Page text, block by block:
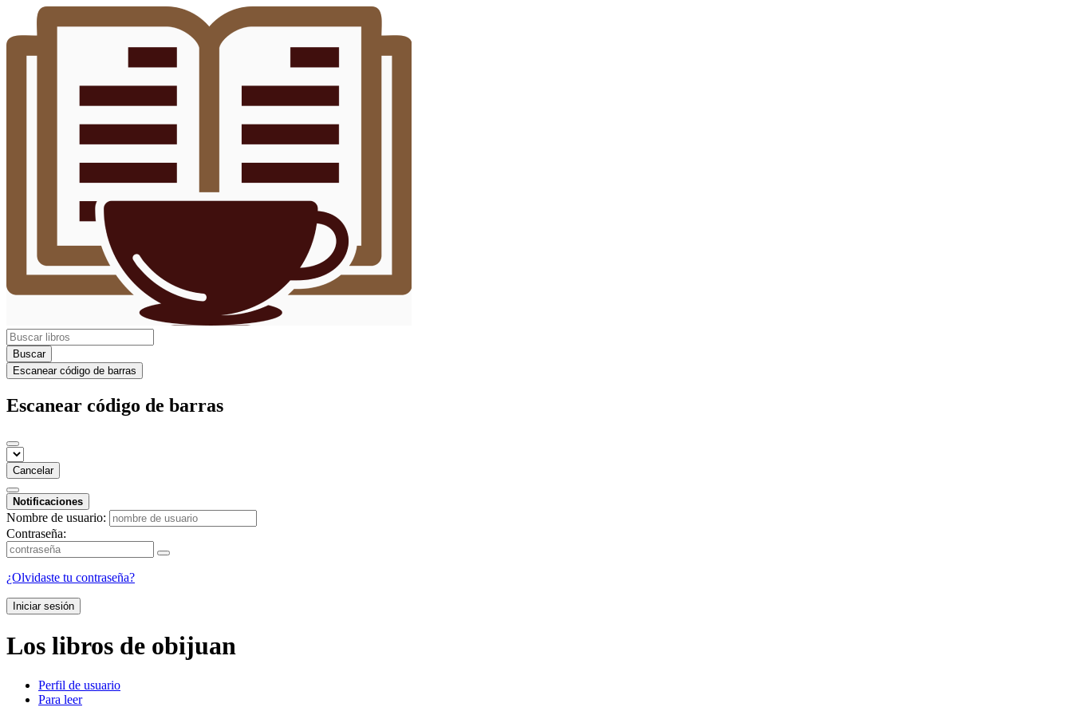
Buscar
Escanear código de barras
Escanear código de barras
Cancelar
Notificaciones
Nombre de usuario:
Contraseña:
¿Olvidaste tu contraseña?
Iniciar sesión
Los libros de obijuan
Perfil de usuario
Para leer